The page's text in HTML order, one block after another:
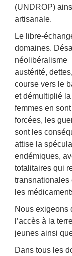
(UNDROP)
artisanale.
Le libre-
domaines.
néolibéralisme
austérité,
course vers le
et démultiplié
femmes en
forcées, les
sont les
attise la
endémiques,
totalitaires qui
transnationales
les
Nous exigeons
l’accès à la
jeunes ainsi
Dans tous les